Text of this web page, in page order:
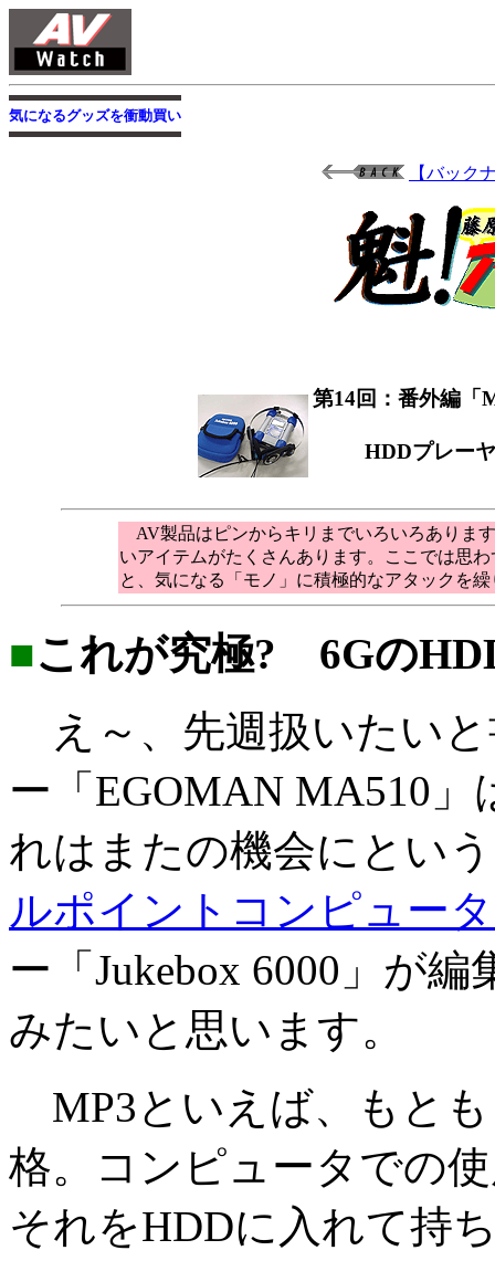
気になるグッズを衝動買い
【バック
第14回：番外編「
HDDプレー
AV製品はピンからキリまでいろいろありま
いアイテムがたくさんあります。ここでは思
と、気になる「モノ」に積極的なアタックを
■これが究極? 6Gの
え～、先週扱いたいと
ー「EGOMAN MA510
れはまたの機会にとい
ルポイントコンピュー
ー「Jukebox 6000」が
みたいと思います。
MP3といえば、もと
格。コンピュータでの
それをHDDに入れて持